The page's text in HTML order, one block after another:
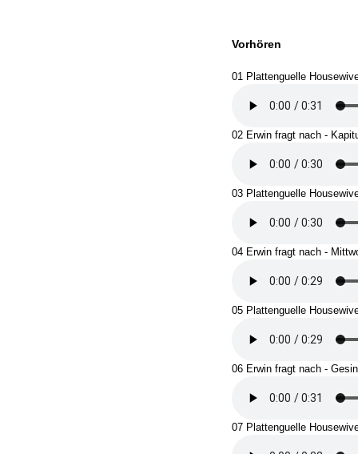
Vorhören
01 Plattenguelle
02 Erwin fragt nach -
03 Plattenguelle
04 Erwin fragt nach -
05 Plattenguelle
06 Erwin fragt nach -
07 Plattenguelle